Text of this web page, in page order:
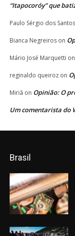
“Itapocoróy” que
Paulo Sérgio dos Santos
Bianca Negreiros on
Mário José Marquetti on
reginaldo queiroz on
Miriã on Opinião: O
Um comentarista do
Brasil